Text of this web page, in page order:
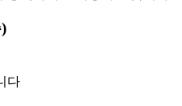
다